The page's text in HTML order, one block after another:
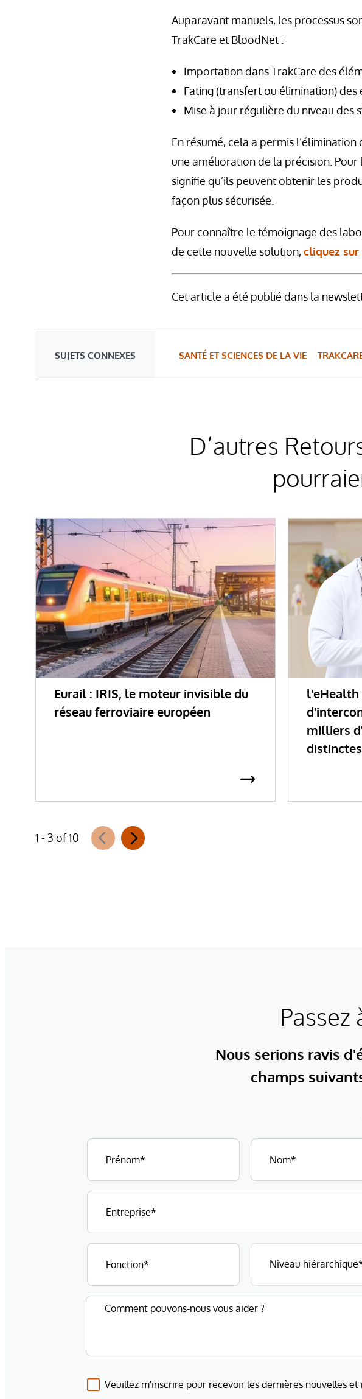
Auparavant manuels, les processus
TrakCare et BloodNet :
Importation dans TrakCare des
Fating (transfert ou élimination)
Mise à jour régulière du niveau des
En résumé, cela a permis
une amélioration de la précision.
signifie qu’ils peuvent obtenir les
façon plus sécurisée.
Pour connaître le témoignage des
de cette nouvelle solution,cliquez sur
Cet article a été publié dans la
SUJETS CONNEXES SANTÉ ET SCIENCES DE LA VIE
D’autres
Eurail : IRIS, le moteur invisible du
réseau ferroviaire européen
l'eHealth
milliers
distinctes
1 - 3 of 10
Nous serions ravis
champs
Veuillez m'inscrire pour recevoir les dernières nouvelles